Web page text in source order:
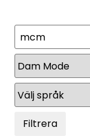
Sök
Filtrera